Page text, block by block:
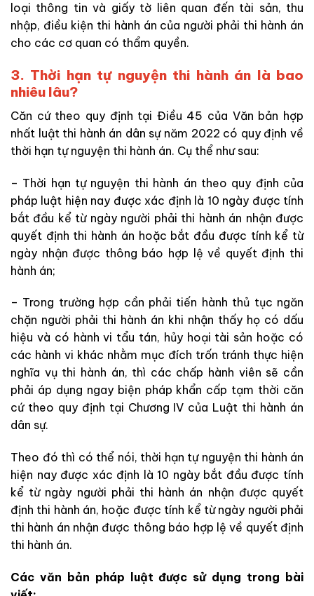
loại thông tin và giấy tờ liên quan đến tài sản, thu
nhập, điều kiện thi hành án của người phải thi hành án
cho các cơ quan có thẩm quyền.
3. Thời hạn tự nguyện thi hành án là bao
nhiêu lâu?
Căn cứ theo quy định tại Điều 45 của Văn bản hợp
nhất luật thi hành án dân sự năm 2022 có quy định về
thời hạn tự nguyện thi hành án. Cụ thể như sau:
– Thời hạn tự nguyện thi hành án theo quy định của
pháp luật hiện nay được xác định là 10 ngày được tính
bắt đầu kể từ ngày người phải thi hành án nhận được
quyết định thi hành án hoặc bắt đầu được tính kể từ
ngày nhận được thông báo hợp lệ về quyết định thi
hành án;
– Trong trường hợp cần phải tiến hành thủ tục ngăn
chặn người phải thi hành án khi nhận thấy họ có dấu
hiệu và có hành vi tẩu tán, hủy hoại tài sản hoặc có
các hành vi khác nhằm mục đích trốn tránh thực hiện
nghĩa vụ thi hành án, thì các chấp hành viên sẽ cần
phải áp dụng ngay biện pháp khẩn cấp tạm thời căn
cứ theo quy định tại Chương IV của Luật thi hành án
dân sự.
Theo đó thì có thể nói, thời hạn tự nguyện thi hành án
hiện nay được xác định là 10 ngày bắt đầu được tính
kể từ ngày người phải thi hành án nhận được quyết
định thi hành án, hoặc được tính kể từ ngày người phải
thi hành án nhận được thông báo hợp lệ về quyết định
thi hành án.
Các văn bản pháp luật được sử dụng trong bài